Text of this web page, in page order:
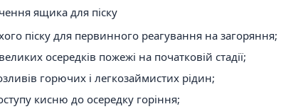
ящика для піску
піску для первинного реагування на загоряння;
осередків пожежі на початковій стадії;
горючих і легкозаймистих рідин;
кисню до осередку горіння;